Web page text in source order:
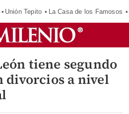
Unión Tepito La Casa de los Famosos
tiene segundo
divorcios a nivel